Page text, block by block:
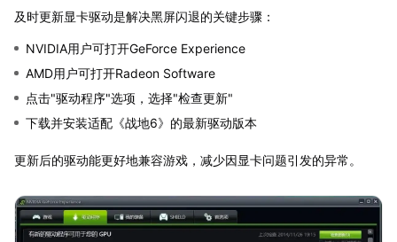
及时更新显卡驱动是解决黑屏闪退的关键步骤：
NVIDIA用户可打开GeForce Experience
AMD用户可打开Radeon Software
点击"驱动程序"选项，选择"检查更新"
下载并安装适配《战地6》的最新驱动版本
更新后的驱动能更好地兼容游戏，减少因显卡问题引发的异常。